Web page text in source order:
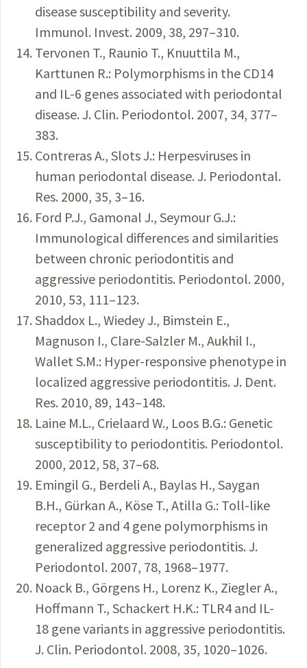
disease susceptibility and severity.
Immunol. Invest. 2009, 38, 297–310.
Tervonen T., Raunio T., Knuuttila M.,
Karttunen R.: Polymorphisms in the CD14
and IL-6 genes associated with periodontal
disease. J. Clin. Periodontol. 2007, 34, 377–
383.
Contreras A., Slots J.: Herpesviruses in
human periodontal disease. J. Periodontal.
Res. 2000, 35, 3–16.
Ford P.J., Gamonal J., Seymour G.J.:
Immunological differences and similarities
between chronic periodontitis and
aggressive periodontitis. Periodontol. 2000,
2010, 53, 111–123.
Shaddox L., Wiedey J., Bimstein E.,
Magnuson I., Clare-Salzler M., Aukhil I.,
Wallet S.M.: Hyper-responsive phenotype in
localized aggressive periodontitis. J. Dent.
Res. 2010, 89, 143–148.
Laine M.L., Crielaard W., Loos B.G.: Genetic
susceptibility to periodontitis. Periodontol.
2000, 2012, 58, 37–68.
Emingil G., Berdeli A., Baylas H., Saygan
B.H., Gürkan A., Köse T., Atilla G.: Toll-like
receptor 2 and 4 gene polymorphisms in
generalized aggressive periodontitis. J.
Periodontol. 2007, 78, 1968–1977.
Noack B., Görgens H., Lorenz K., Ziegler A.,
Hoffmann T., Schackert H.K.: TLR4 and IL-
18 gene variants in aggressive periodontitis.
J. Clin. Periodontol. 2008, 35, 1020–1026.